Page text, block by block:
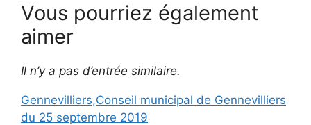
Vous pourriez également
aimer
Il n’y a pas d’entrée similaire.
Gennevilliers,Conseil municipal de Gennevilliers
du 25 septembre 2019